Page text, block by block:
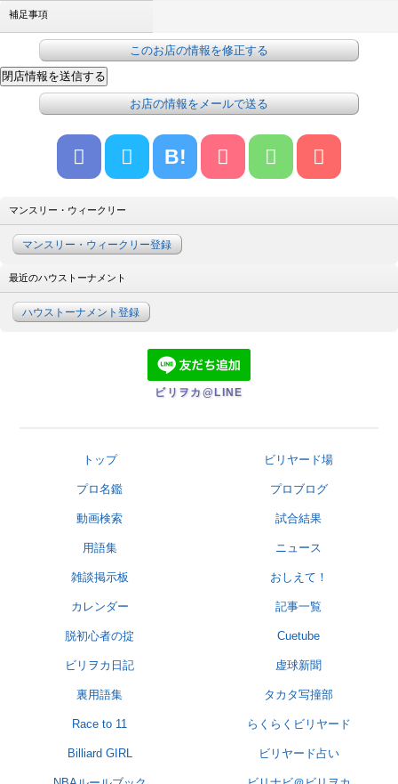
補足事項
このお店の情報を修正する
お店の情報をメールで送る
B!
マンスリー・ウィークリー
マンスリー・ウィークリー登録
最近のハウストーナメント
ハウストーナメント登録
ビリヲカ@LINE
トップ ビリヤード場
プロ名鑑 プロブログ
動画検索 試合結果
用語集 ニュース
雑談掲示板 おしえて！
カレンダー 記事一覧
脱初心者の掟 Cuetube
ビリヲカ日記 虚球新聞
裏用語集 タカタ写撞部
Race to 11 らくらくビリヤード
Billiard GIRL ビリヤード占い